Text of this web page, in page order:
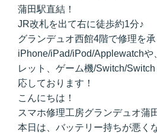
蒲田駅直結！
JR改札を出て右に徒歩約1分♪
グランデュオ西館4階で修理を
iPhone/iPad/iPod/Applewatchや
レット、ゲーム機/Switch/
応しております！
こんにちは！
スマホ修理工房グランデュオ蒲
本日は、バッテリー持ちが悪く